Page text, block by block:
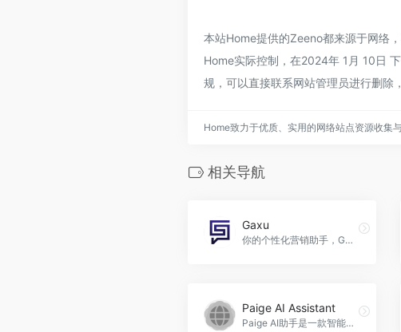
本站Home提供的Zeeno都来源于网络
Home实际控制，在2024年 1月 10日
规，可以直接联系网站管理员进行删除
Home致力于优质、实用的网络站点资源收集
相关导航
Gaxu
你的个性化营销助手，Gaxu官网入口网址
Paige AI Assistant
Paige AI助手是一款智能网站助手，可以帮助您管理和优化您的网站，提供定制网站、SEO优化、内容创作、图片查找和上传等功能，Paige AI Assistant官网入口网址